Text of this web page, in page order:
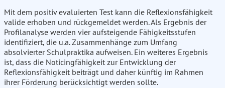
Mit dem positiv evaluierten Test kann die Reflexionsfähigkeit
valide erhoben und rückgemeldet werden. Als Ergebnis der
Profilanalyse werden vier aufsteigende Fähigkeitsstufen
identifiziert, die u.a. Zusammenhänge zum Umfang
absolvierter Schulpraktika aufweisen. Ein weiteres Ergebnis
ist, dass die Noticingfähigkeit zur Entwicklung der
Reflexionsfähigkeit beiträgt und daher künftig im Rahmen
ihrer Förderung berücksichtigt werden sollte.